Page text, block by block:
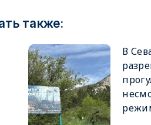
также:
В